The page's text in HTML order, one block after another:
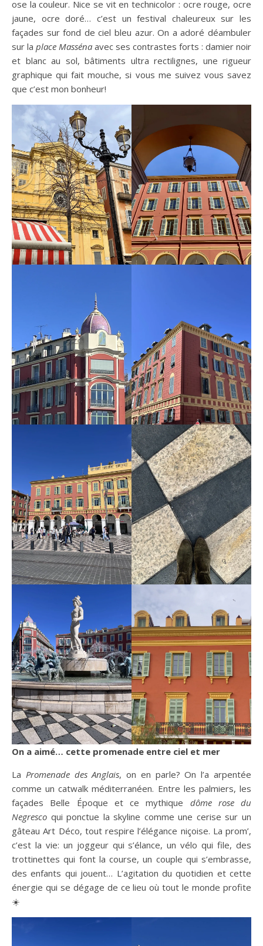
ose la couleur. Nice se vit en technicolor : ocre rouge, ocre
jaune, ocre doré… c’est un festival chaleureux sur les
façades sur fond de ciel bleu azur. On a adoré déambuler
sur la place Masséna avec ses contrastes forts : damier noir
et blanc au sol, bâtiments ultra rectilignes, une rigueur
graphique qui fait mouche, si vous me suivez vous savez
que c’est mon bonheur!
On a aimé… cette promenade entre ciel et mer
La Promenade des Anglais, on en parle? On l’a arpentée
comme un catwalk méditerranéen. Entre les palmiers, les
façades Belle Époque et ce mythique dôme rose du
Negresco qui ponctue la skyline comme une cerise sur un
gâteau Art Déco, tout respire l’élégance niçoise. La prom’,
c’est la vie: un joggeur qui s’élance, un vélo qui file, des
trottinettes qui font la course, un couple qui s’embrasse,
des enfants qui jouent… L’agitation du quotidien et cette
énergie qui se dégage de ce lieu où tout le monde profite
☀️